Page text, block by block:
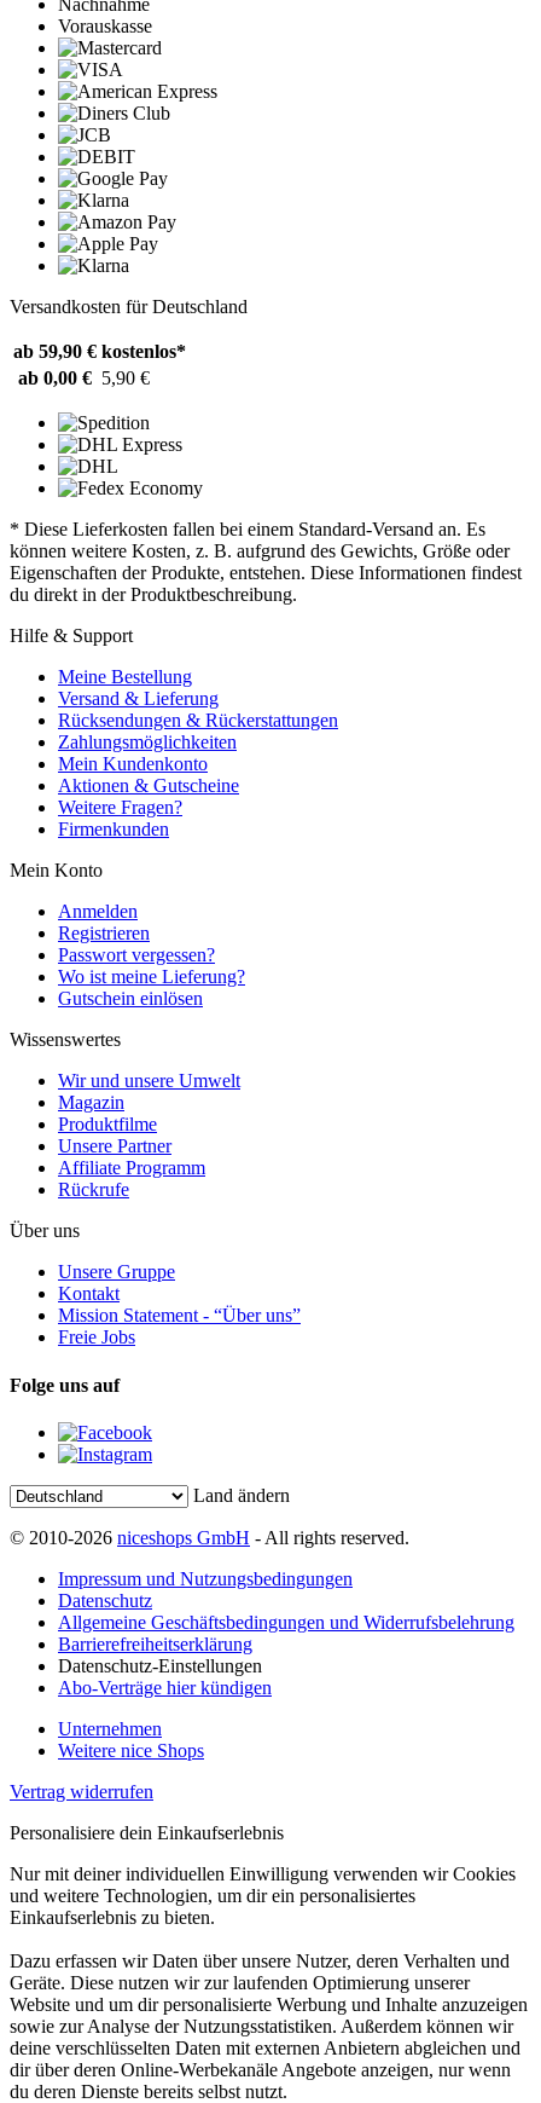
Nachnahme
Vorauskasse
Versandkosten für Deutschland
ab 59,90 € kostenlos*
ab 0,00 € 5,90 €
* Diese Lieferkosten fallen bei einem Standard-Versand an. Es
können weitere Kosten, z. B. aufgrund des Gewichts, Größe oder
Eigenschaften der Produkte, entstehen. Diese Informationen findest
du direkt in der Produktbeschreibung.
Hilfe & Support
Meine Bestellung
Versand & Lieferung
Rücksendungen & Rückerstattungen
Zahlungsmöglichkeiten
Mein Kundenkonto
Aktionen & Gutscheine
Weitere Fragen?
Firmenkunden
Mein Konto
Anmelden
Registrieren
Passwort vergessen?
Wo ist meine Lieferung?
Gutschein einlösen
Wissenswertes
Wir und unsere Umwelt
Magazin
Produktfilme
Unsere Partner
Affiliate Programm
Rückrufe
Über uns
Unsere Gruppe
Kontakt
Mission Statement - “Über uns”
Freie Jobs
Folge uns auf
Land ändern
© 2010-2026 niceshops GmbH - All rights reserved.
Impressum und Nutzungsbedingungen
Datenschutz
Allgemeine Geschäftsbedingungen und Widerrufsbelehrung
Barrierefreiheitserklärung
Datenschutz-Einstellungen
Abo-Verträge hier kündigen
Unternehmen
Weitere nice Shops
Vertrag widerrufen
Personalisiere dein Einkaufserlebnis
Nur mit deiner individuellen Einwilligung verwenden wir Cookies
und weitere Technologien, um dir ein personalisiertes
Einkaufserlebnis zu bieten.
Dazu erfassen wir Daten über unsere Nutzer, deren Verhalten und
Geräte. Diese nutzen wir zur laufenden Optimierung unserer
Website und um dir personalisierte Werbung und Inhalte anzuzeigen
sowie zur Analyse der Nutzungsstatistiken. Außerdem können wir
deine verschlüsselten Daten mit externen Anbietern abgleichen und
dir über deren Online-Werbekanäle Angebote anzeigen, nur wenn
du deren Dienste bereits selbst nutzt.